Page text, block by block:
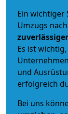
Ein wichtiger
Umzugs
Es ist
und
erfolgreich
Bei uns